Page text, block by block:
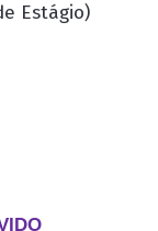
Estágio)